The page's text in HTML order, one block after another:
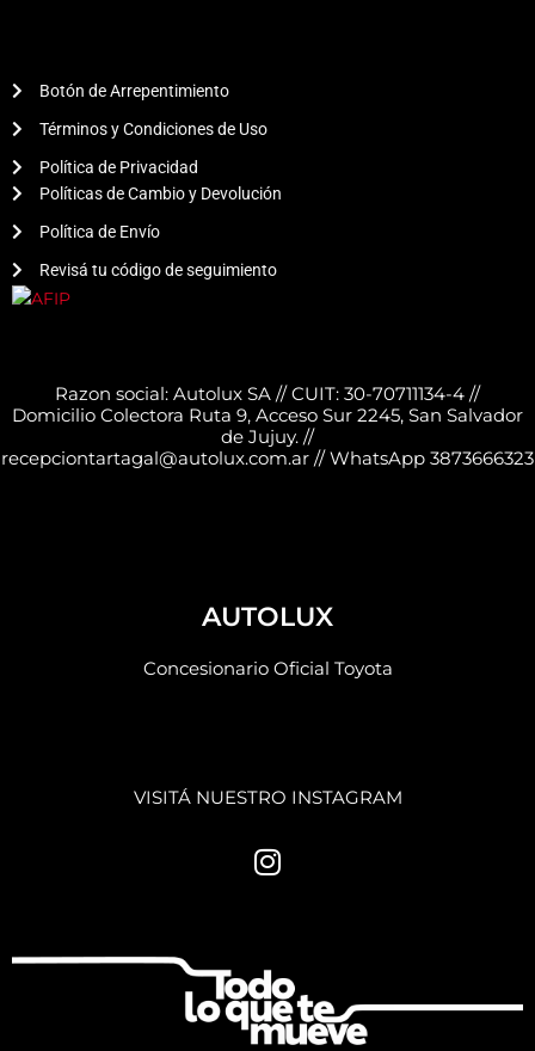
Botón de Arrepentimiento
Términos y Condiciones de Uso
Política de Privacidad
Políticas de Cambio y Devolución
Política de Envío
Revisá tu código de seguimiento
Razon social: Autolux SA // CUIT: 30-70711134-4 //
Domicilio Colectora Ruta 9, Acceso Sur 2245, San Salvador
de Jujuy. //
recepciontartagal@autolux.com.ar // WhatsApp 3873666323
AUTOLUX
Concesionario Oficial Toyota
VISITÁ NUESTRO INSTAGRAM
I
n
a
g
r